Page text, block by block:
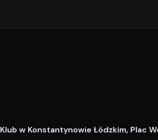
Klub w Konstantynowie Łódzkim, Plac